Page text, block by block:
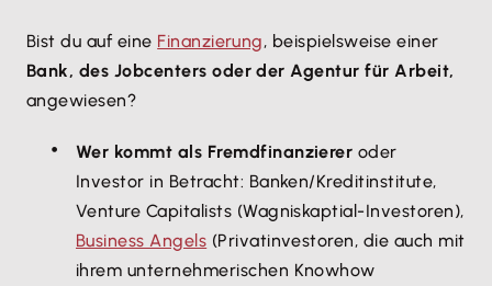
Bist du auf eine Finanzierung, beispielsweise einer
Bank, des Jobcenters oder der Agentur für Arbeit,
angewiesen?
Wer kommt als Fremdfinanzierer oder
Investor in Betracht: Banken/Kreditinstitute,
Venture Capitalists (Wagniskaptial-Investoren),
Business Angels (Privatinvestoren, die auch mit
ihrem unternehmerischen Knowhow